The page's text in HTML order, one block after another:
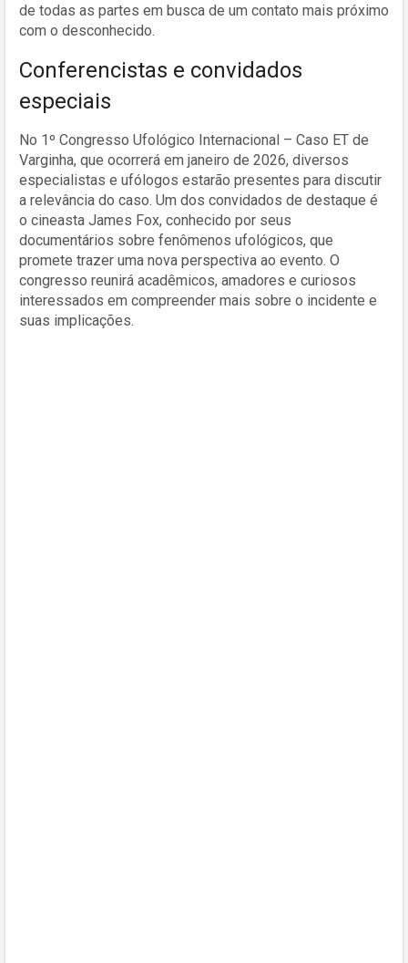
de todas as partes em busca de um contato mais próximo
com o desconhecido.
Conferencistas e convidados
especiais
No 1º Congresso Ufológico Internacional – Caso ET de
Varginha, que ocorrerá em janeiro de 2026, diversos
especialistas e ufólogos estarão presentes para discutir
a relevância do caso. Um dos convidados de destaque é
o cineasta James Fox, conhecido por seus
documentários sobre fenômenos ufológicos, que
promete trazer uma nova perspectiva ao evento. O
congresso reunirá acadêmicos, amadores e curiosos
interessados em compreender mais sobre o incidente e
suas implicações.